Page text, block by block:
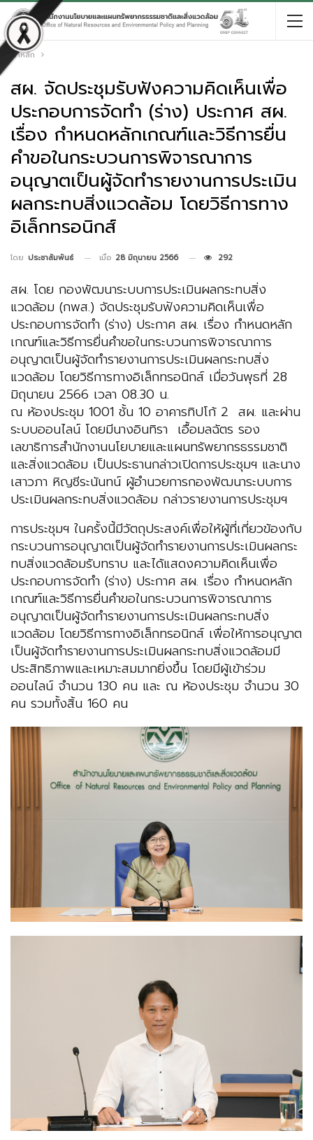
หน้าหลัก
สผ. จัดประชุมรับฟังความคิดเห็นเพื่อ
ประกอบการจัดทำ (ร่าง) ประกาศ สผ.
เรื่อง กำหนดหลักเกณฑ์และวิธีการยื่น
คำขอในกระบวนการพิจารณาการ
อนุญาตเป็นผู้จัดทำรายงานการประเมิน
ผลกระทบสิ่งแวดล้อม โดยวิธีการทาง
อิเล็กทรอนิกส์
โดย ประชาสัมพันธ์ เมื่อ 28 มิถุนายน 2566 292
สผ. โดย กองพัฒนาระบบการประเมินผลกระทบสิ่ง
แวดล้อม (กพส.) จัดประชุมรับฟังความคิดเห็นเพื่อ
ประกอบการจัดทำ (ร่าง) ประกาศ สผ. เรื่อง กำหนดหลัก
เกณฑ์และวิธีการยื่นคำขอในกระบวนการพิจารณาการ
อนุญาตเป็นผู้จัดทำรายงานการประเมินผลกระทบสิ่ง
แวดล้อม โดยวิธีการทางอิเล็กทรอนิกส์ เมื่อวันพุธที่ 28
มิถุนายน 2566 เวลา 08.30 น.
ณ ห้องประชุม 1001 ชั้น 10 อาคารทิปโก้ 2 สผ. และผ่าน
ระบบออนไลน์ โดยมีนางอินทิรา เอื้อมลฉัตร รอง
เลขาธิการสำนักงานนโยบายและแผนทรัพยากรธรรมชาติ
และสิ่งแวดล้อม เป็นประธานกล่าวเปิดการประชุมฯ และนาง
เสาวภา หิญชีระนันทน์ ผู้อำนวยการกองพัฒนาระบบการ
ประเมินผลกระทบสิ่งแวดล้อม กล่าวรายงานการประชุมฯ
การประชุมฯ ในครั้งนี้มีวัตถุประสงค์เพื่อให้ผู้ที่เกี่ยวข้องกับ
กระบวนการอนุญาตเป็นผู้จัดทำรายงานการประเมินผลกระ
ทบสิ่งแวดล้อมรับทราบ และได้แสดงความคิดเห็นเพื่อ
ประกอบการจัดทำ (ร่าง) ประกาศ สผ. เรื่อง กำหนดหลัก
เกณฑ์และวิธีการยื่นคำขอในกระบวนการพิจารณาการ
อนุญาตเป็นผู้จัดทำรายงานการประเมินผลกระทบสิ่ง
แวดล้อม โดยวิธีการทางอิเล็กทรอนิกส์ เพื่อให้การอนุญาต
เป็นผู้จัดทำรายงานการประเมินผลกระทบสิ่งแวดล้อมมี
ประสิทธิภาพและเหมาะสมมากยิ่งขึ้น โดยมีผู้เข้าร่วม
ออนไลน์ จำนวน 130 คน และ ณ ห้องประชุม จำนวน 30
คน รวมทั้งสิ้น 160 คน